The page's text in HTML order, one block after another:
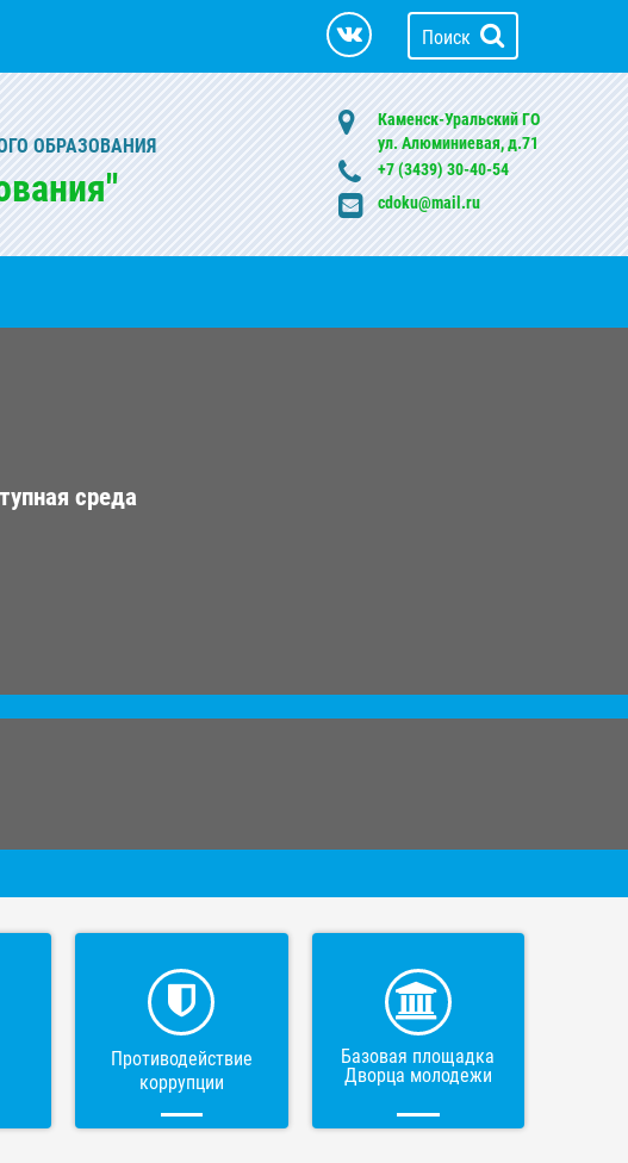
Поиск
ОБРАЗОВАНИЯ
Каменск-Уральский ГО
ул. Алюминиевая, д.71
+7 (3439) 30-40-54
cdoku@mail.ru
среда
Противодействие
коррупции
Базовая площадка
Дворца молодежи